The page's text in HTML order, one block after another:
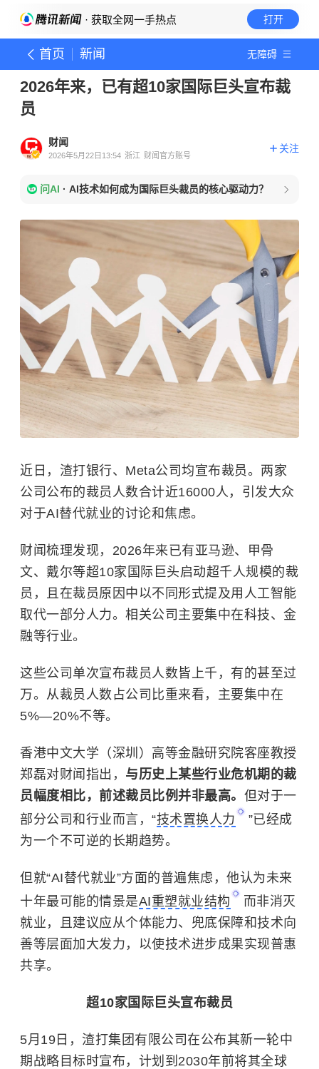
· 获取全网一手热点 打开
首页 新闻 无障碍
2026年来，已有超10家国际巨头宣布裁
员
财闻
2026年5月22日13:54 浙江 财闻官方账号
关注
问AI · AI技术如何成为国际巨头裁员的核心驱动力？
近日，渣打银行、Meta公司均宣布裁员。两家
公司公布的裁员人数合计近16000人，引发大众
对于AI替代就业的讨论和焦虑。
财闻梳理发现，2026年来已有亚马逊、甲骨
文、戴尔等超10家国际巨头启动超千人规模的裁
员，且在裁员原因中以不同形式提及用人工智能
取代一部分人力。相关公司主要集中在科技、金
融等行业。
这些公司单次宣布裁员人数皆上千，有的甚至过
万。从裁员人数占公司比重来看，主要集中在
5%—20%不等。
香港中文大学（深圳）高等金融研究院客座教授
郑磊对财闻指出， 与历史上某些行业危机期的裁
员幅度相比，前述裁员比例并非最高。 但对于一
部分公司和行业而言，“技术置换人力
”已经成
为一个不可逆的长期趋势。
但就“AI替代就业”方面的普遍焦虑，他认为未来
十年最可能的情景是AI重塑就业结构
而非消灭
就业，且建议应从个体能力、兜底保障和技术向
善等层面加大发力，以使技术进步成果实现普惠
共享。
超10家国际巨头宣布裁员
5月19日，渣打集团有限公司在公布其新一轮中
期战略目标时宣布，计划到2030年前将其全球